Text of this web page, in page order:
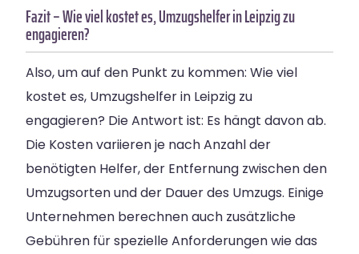
Fazit – Wie viel kostet es, Umzugshelfer in Leipzig zu
engagieren?
Also, um auf den Punkt zu kommen: Wie viel
kostet es, Umzugshelfer in Leipzig zu
engagieren? Die Antwort ist: Es hängt davon ab.
Die Kosten variieren je nach Anzahl der
benötigten Helfer, der Entfernung zwischen den
Umzugsorten und der Dauer des Umzugs. Einige
Unternehmen berechnen auch zusätzliche
Gebühren für spezielle Anforderungen wie das